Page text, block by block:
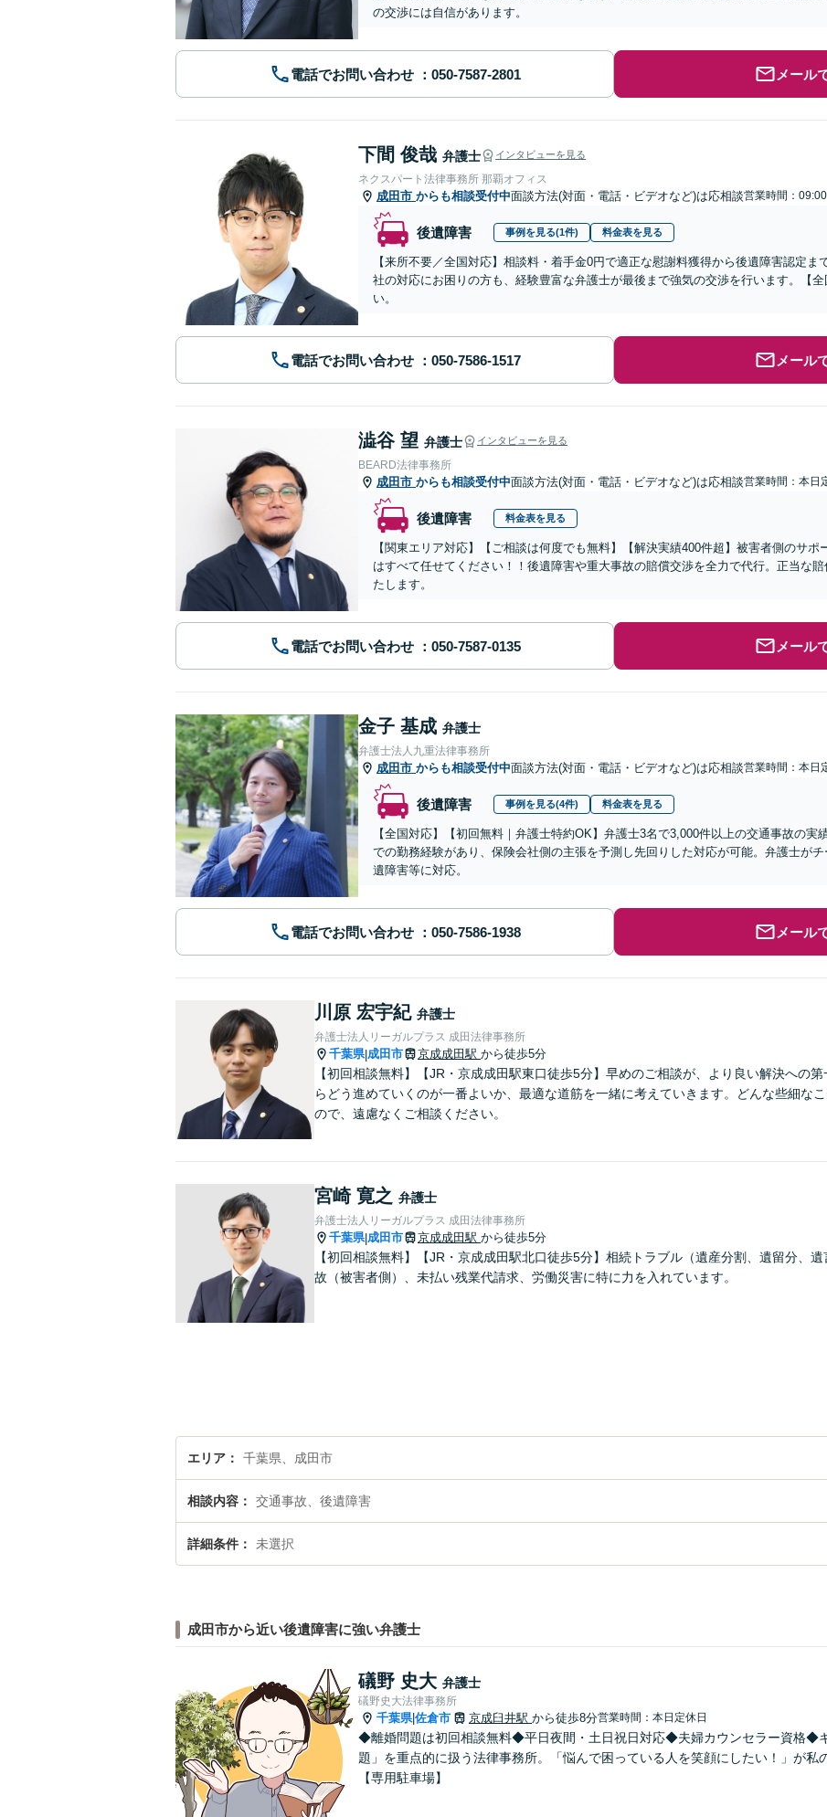
の交渉には自信があります。
電話でお問い合わせ メール
下間 俊哉 弁護士 インタビューを見る
ネクスパート法律事務所 那覇オフィス
成田市 からも相談受付中面談方法(対面・電話・ビデオなど)は応相談営業時間：
後遺障害 事例を見る(1件) 料金表を見る
【来所不要／全国対応】相談料・着手金0円で適正な慰謝料獲得から後遺障害認定
社の対応にお困りの方も、経験豊富な弁護士が最後まで強気の交渉を行います。【
い。
電話でお問い合わせ メール
澁谷 望 弁護士 インタビューを見る
BEARD法律事務所
成田市 からも相談受付中面談方法(対面・電話・ビデオなど)は応相談営業時間：本日
後遺障害 料金表を見る
【関東エリア対応】【ご相談は何度でも無料】【解決実績400件超】被害者側のサポ
はすべて任せてください！！後遺障害や重大事故の賠償交渉を全力で代行。正当な
たします。
電話でお問い合わせ メール
金子 基成 弁護士
弁護士法人九重法律事務所
成田市 からも相談受付中面談方法(対面・電話・ビデオなど)は応相談営業時間：本日
後遺障害 事例を見る(4件) 料金表を見る
【全国対応】【初回無料｜弁護士特約OK】弁護士3名で3,000件以上の交通事故の実
での勤務経験があり、保険会社側の主張を予測し先回りした対応が可能。弁護士が
遺障害等に対応。
電話でお問い合わせ メール
川原 宏宇紀 弁護士
弁護士法人リーガルプラス 成田法律事務所
千葉県|成田市 京成成田駅 から徒歩5分
【初回相談無料】【JR・京成成田駅東口徒歩5分】早めのご相談が、より良い解決への
らどう進めていくのが一番よいか、最適な道筋を一緒に考えていきます。どんな些細な
ので、遠慮なくご相談ください。
宮崎 寛之 弁護士
弁護士法人リーガルプラス 成田法律事務所
千葉県|成田市 京成成田駅 から徒歩5分
【初回相談無料】【JR・京成成田駅北口徒歩5分】相続トラブル（遺産分割、遺留分、
故（被害者側）、未払い残業代請求、労働災害に特に力を入れています。
エリア 千葉県、成田市
相談内容 交通事故、後遺障害
詳細条件 未選択
成田市から近い後遺障害に強い弁護士
礒野 史大 弁護士
礒野史大法律事務所
千葉県|佐倉市 京成臼井駅 から徒歩8分営業時間：本日定休日
◆離婚問題は初回相談無料◆平日夜間・土日祝日対応◆夫婦カウンセラー資格◆
題」を重点的に扱う法律事務所。「悩んで困っている人を笑顔にしたい！」が私
【専用駐車場】